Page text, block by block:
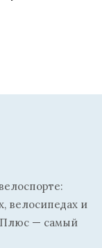
велосипедах и
Плюс — самый